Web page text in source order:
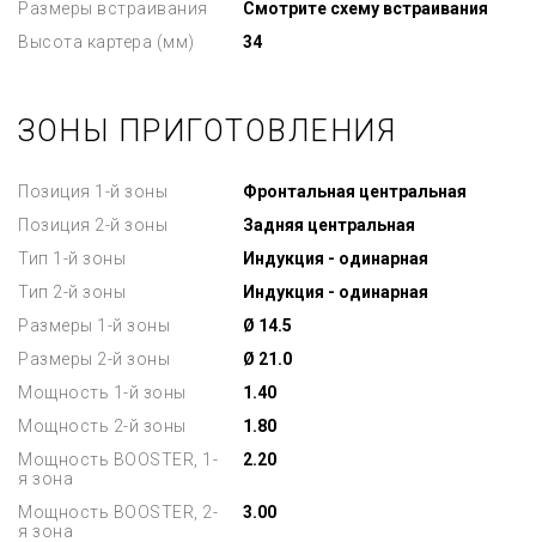
Размеры встраивания
Смотрите схему встраивания
Высота картера (мм)
34
ЗОНЫ ПРИГОТОВЛЕНИЯ
Позиция 1-й зоны
Фронтальная центральная
Позиция 2-й зоны
Задняя центральная
Тип 1-й зоны
Индукция - одинарная
Тип 2-й зоны
Индукция - одинарная
Размеры 1-й зоны
Ø 14.5
Размеры 2-й зоны
Ø 21.0
Мощность 1-й зоны
1.40
Мощность 2-й зоны
1.80
Мощность BOOSTER, 1-
я зона
2.20
Мощность BOOSTER, 2-
я зона
3.00